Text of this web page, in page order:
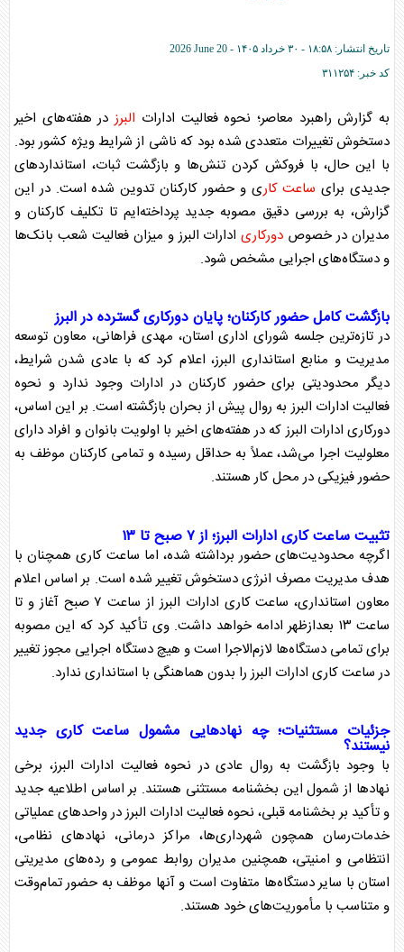
تاریخ انتشار: ۱۸:۵۸ - ۳۰ خرداد ۱۴۰۵ -
2026 June 20
کد خبر: ۳۱۱۲۵۴
به گزارش راهبرد معاصر؛ نحوه فعالیت ادارات البرزدر هفته‌های اخیر
دستخوش تغییرات متعددی شده بود که ناشی از شرایط ویژه کشور بود.
با این حال، با فروکش کردن تنش‌ها و بازگشت ثبات، استاندارد‌های
جدیدی برای ساعت کاری و حضور کارکنان تدوین شده است. در این
گزارش، به بررسی دقیق مصوبه جدید پرداخته‌ایم تا تکلیف کارکنان و
مدیران در خصوص دورکاریادارات البرز و میزان فعالیت شعب بانک‌ها
و دستگاه‌های اجرایی مشخص شود.
بازگشت کامل حضور کارکنان؛ پایاندورکاریگسترده درالبرز
در تازه‌ترین جلسه شورای اداری استان، مهدی فراهانی، معاون توسعه
مدیریت و منابع استانداری البرز، اعلام کرد که با عادی شدن شرایط،
دیگر محدودیتی برای حضور کارکنان در ادارات وجود ندارد و نحوه
فعالیت ادارات البرزبه روال پیش از بحران بازگشته است. بر این اساس،
دورکاری ادارات البرزکه در هفته‌های اخیر با اولویت بانوان و افراد دارای
معلولیت اجرا می‌شد، عملاً به حداقل رسیده و تمامی کارکنان موظف به
حضور فیزیکی در محل کار هستند.
تثبیتساعت کاری ادارات البرز؛ از ۷ صبح تا ۱۳
اگرچه محدودیت‌های حضور برداشته شده، اما ساعت کاری همچنان با
هدف مدیریت مصرف انرژی دستخوش تغییر شده است. بر اساس اعلام
معاون استانداری، ساعت کاری ادارات البرز
از ساعت ۷ صبح آغاز و تا
ساعت ۱۳ بعدازظهر ادامه خواهد داشت. وی تأکید کرد که این مصوبه
برای تمامی دستگاه‌ها لازم‌الاجرا است و هیچ دستگاه اجرایی مجوز تغییر
در ساعت کاری ادارات البرز را بدون هماهنگی با استانداری ندارد.
جزئیات مستثنیات؛ چه نهاد‌هایی مشمول ساعت کاری جدید
نیستند؟
با وجود بازگشت به روال عادی در نحوه فعالیت ادارات البرز، برخی
نهاد‌ها از شمول این بخشنامه مستثنی هستند. بر اساس اطلاعیه جدید
و تأکید بر بخشنامه قبلی، نحوه فعالیت ادارات البرزدر واحد‌های عملیاتی
خدمات‌رسان همچون شهرداری‌ها، مراکز درمانی، نهاد‌های نظامی،
انتظامی و امنیتی، همچنین مدیران روابط عمومی و رده‌های مدیریتی
استان با سایر دستگاه‌ها متفاوت است و آنها موظف به حضور تمام‌وقت
و متناسب با مأموریت‌های خود هستند.